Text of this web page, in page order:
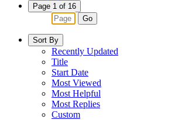
Page 1 of 16
Go
Sort By
Recently Updated
Title
Start Date
Most Viewed
Most Helpful
Most Replies
Custom